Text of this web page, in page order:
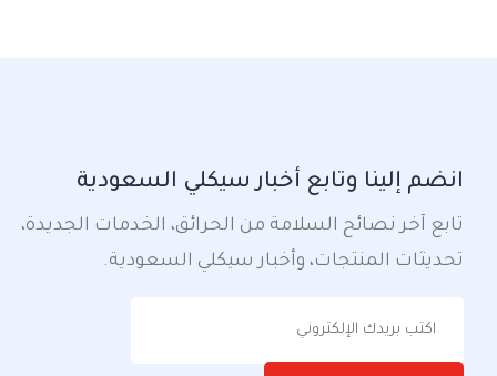
انضم إلينا وتابع أخبار سيكلي السعودية
تابع آخر نصائح السلامة من الحرائق، الخدمات الجديدة،
تحديثات المنتجات، وأخبار سيكلي السعودية.